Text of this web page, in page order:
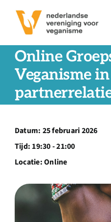
inhoud
Zoeken
naar:
Veganisme
Artikelen
Events
Doe ook mee
Online
Veganisme
Datum: 25 februari 2026
Tijd: 19:30 - 21:00
Locatie:Online